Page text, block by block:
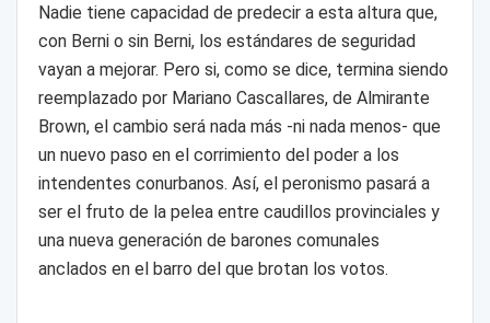
Nadie tiene capacidad de predecir a esta altura que,
con Berni o sin Berni, los estándares de seguridad
vayan a mejorar. Pero si, como se dice, termina siendo
reemplazado por Mariano Cascallares, de Almirante
Brown, el cambio será nada más -ni nada menos- que
un nuevo paso en el corrimiento del poder a los
intendentes conurbanos. Así, el peronismo pasará a
ser el fruto de la pelea entre caudillos provinciales y
una nueva generación de barones comunales
anclados en el barro del que brotan los votos.